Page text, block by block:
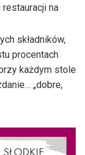
na
składników,
procentach
każdym stole
„dobre,